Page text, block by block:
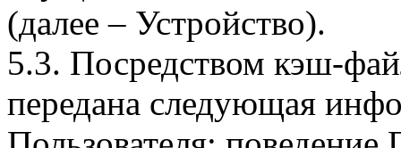
(далее – Устройство).
5.3. Посредством кэш-
передана следующая